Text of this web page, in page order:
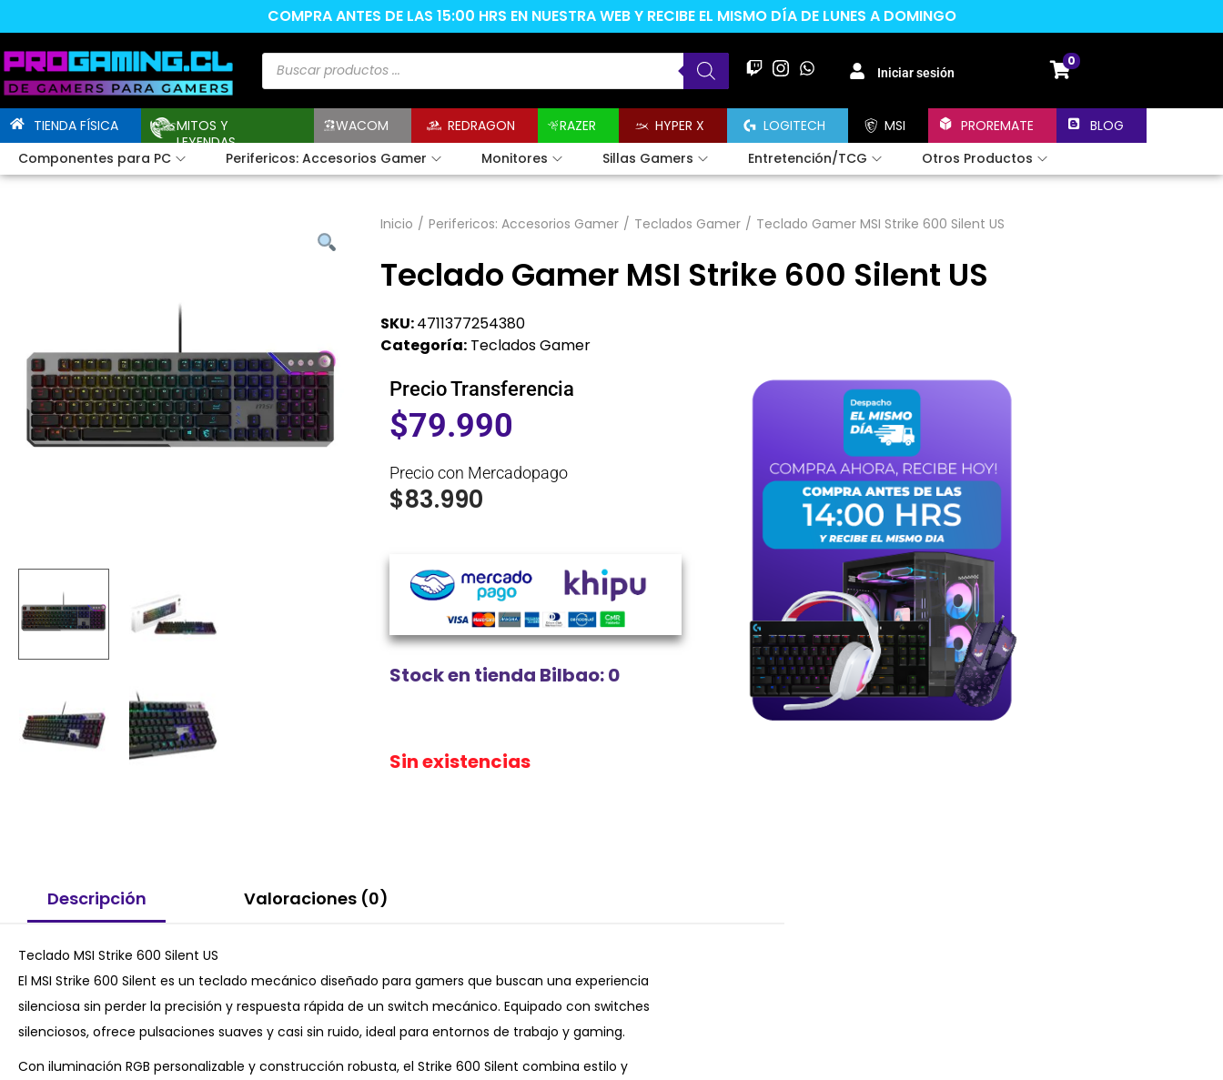
COMPRA ANTES DE LAS 15:00 HRS EN NUESTRA WEB Y RECIBE EL MISMO DÍA DE LUNES A DOMINGO
Iniciar sesión
0
TIENDA FÍSICA
MITOS Y
LEYENDAS
WACOM REDRAGON RAZER HYPER X LOGITECH MSI PROREMATE
BLOG
Componentes para PC
Perifericos: Accesorios Gamer Monitores Sillas Gamers Entretención/TCG Otros Productos
Inicio / Perifericos: Accesorios Gamer / Teclados Gamer / Teclado Gamer MSI Strike 600 Silent US
Teclado Gamer MSI Strike 600 Silent US
SKU:4711377254380
Categoría: Teclados Gamer
Precio Transferencia
$79.990
Precio con Mercadopago
$83.990
Stock en tienda Bilbao: 0
Sin existencias
Descripción Valoraciones (0)
Teclado MSI Strike 600 Silent US
El MSI Strike 600 Silent es un teclado mecánico diseñado para gamers que buscan una experiencia
silenciosa sin perder la precisión y respuesta rápida de un switch mecánico. Equipado con switches
silenciosos, ofrece pulsaciones suaves y casi sin ruido, ideal para entornos de trabajo y gaming.
Con iluminación RGB personalizable y construcción robusta, el Strike 600 Silent combina estilo y